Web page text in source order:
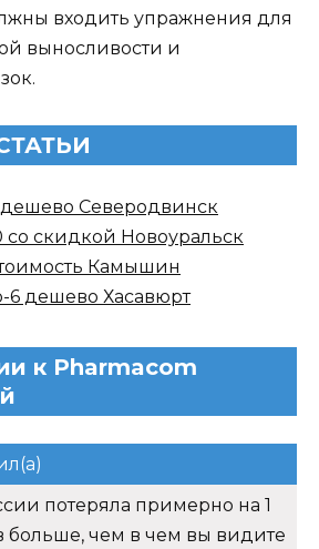
входить упражнения для
выносливости и
дешево Северодвинск
со скидкой Новоуральск
Камышин
6 дешево Хасавюрт
к Pharmacom
потеряла примерно на 1
больше, чем в чем вы видите